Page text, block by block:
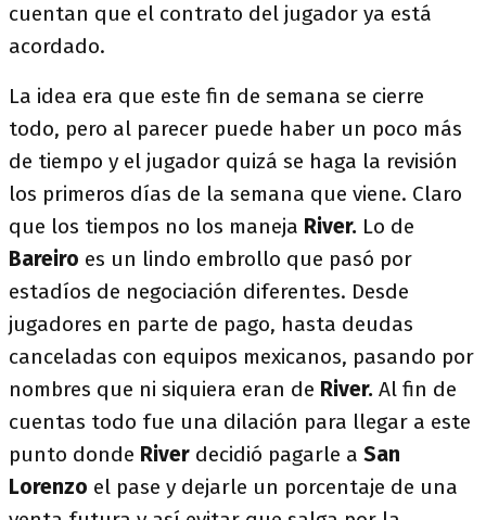
cuentan que el contrato del jugador ya está
acordado.
La idea era que este fin de semana se cierre
todo, pero al parecer puede haber un poco más
de tiempo y el jugador quizá se haga la revisión
los primeros días de la semana que viene. Claro
que los tiempos no los maneja River. Lo de
Bareiro es un lindo embrollo que pasó por
estadíos de negociación diferentes. Desde
jugadores en parte de pago, hasta deudas
canceladas con equipos mexicanos, pasando por
nombres que ni siquiera eran de River. Al fin de
cuentas todo fue una dilación para llegar a este
punto donde River decidió pagarle a San
Lorenzo el pase y dejarle un porcentaje de una